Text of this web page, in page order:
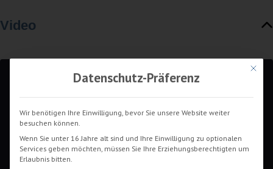
Video
YouTube. Um auf den eigentlichen Inhalt
zuzugreifen, klicken Sie auf die Schaltfläche unten.
Bitte beachten Sie, dass dabei Daten an Drittanbieter
weitergegeben werden.
Mit
Datenschutz-Präferenz
Wir benötigen Ihre Einwilligung, bevor Sie unsere Website weiter
besuchen können.
Wenn Sie unter 16 Jahre alt sind und Ihre Einwilligung zu optionalen
Services geben möchten, müssen Sie Ihre Erziehungsberechtigten um
Erlaubnis bitten.